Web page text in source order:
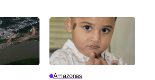
Amazonas